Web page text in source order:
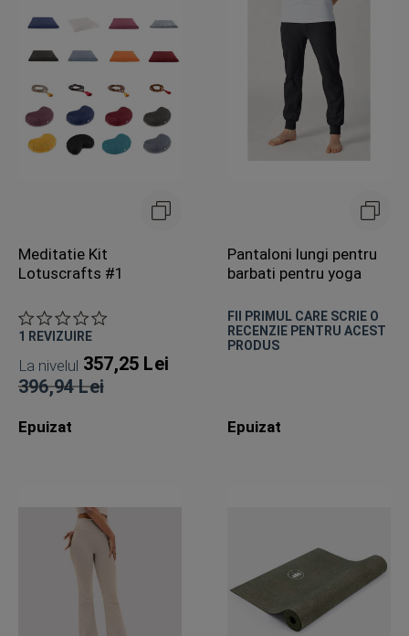
Meditatie Kit
Lotuscrafts #1
1 REVIZUIRE
La nivelul 357,25 Lei
obisnuit
396,94 Lei
Epuizat
Pantaloni lungi pentru
barbati pentru yoga
FII PRIMUL CARE SCRIE O
RECENZIE PENTRU ACEST
PRODUS
Epuizat